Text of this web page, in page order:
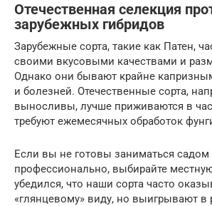
Отечественная селекция
зарубежных гибридов
Зарубежные сорта, такие как Патен,
своими вкусовыми качествами и
Однако они бывают крайне
и болезней. Отечественные сорта,
выносливы, лучше приживаются в
требуют ежемесячных обработок
Если вы не готовы заниматься садом
профессионально, выбирайте
убедился, что наши сорта часто
«глянцевому» виду, но выигрывают в